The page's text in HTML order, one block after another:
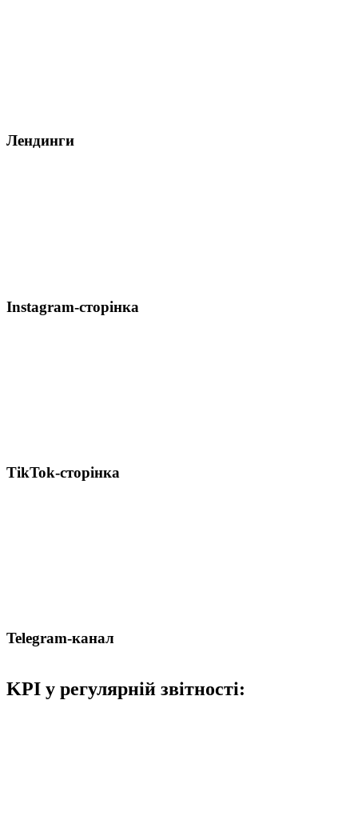
Лендинги
Instagram-сторінка
TikTok-сторінка
Telegram-канал
KPI у регулярній звітності: